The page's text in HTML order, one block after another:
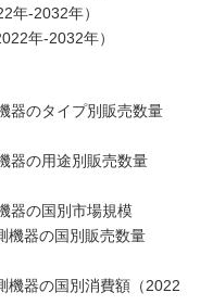
年-2032年）
年-2032年）
器のタイプ別販売数量
器の用途別販売数量
器の国別市場規模
機器の国別販売数量
機器の国別消費額（2022